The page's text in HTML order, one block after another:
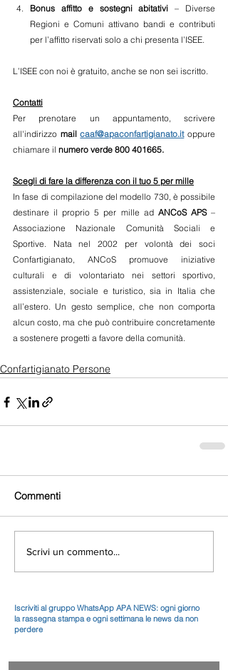
Bonus affitto e sostegni abitativi – Diverse
Regioni e Comuni attivano bandi e contributi
per l’affitto riservati solo a chi presenta l’ISEE.
L’ISEE con noi è gratuito, anche se non sei iscritto.
Contatti
Per prenotare un appuntamento, scrivere
all'indirizzo mail caaf@apaconfartigianato.it oppure
chiamare il numero verde 800 401665.
Scegli di fare la differenza con il tuo 5 per mille
In fase di compilazione del modello 730, è possibile
destinare il proprio 5 per mille ad ANCoS APS –
Associazione Nazionale Comunità Sociali e
Sportive. Nata nel 2002 per volontà dei soci
Confartigianato, ANCoS promuove iniziative
culturali e di volontariato nei settori sportivo,
assistenziale, sociale e turistico, sia in Italia che
all’estero. Un gesto semplice, che non comporta
alcun costo, ma che può contribuire concretamente
a sostenere progetti a favore della comunità.
Confartigianato Persone
Commenti
Scrivi un commento...
Iscriviti al gruppo WhatsApp APA NEWS: ogni giorno
la rassegna stampa e ogni settimana le news da non
perdere